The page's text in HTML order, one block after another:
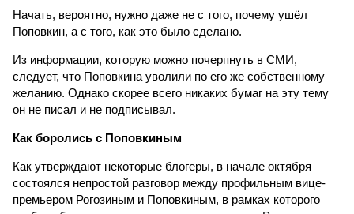
Начать, вероятно, нужно даже не с того, почему ушёл
Поповкин, а с того, как это было сделано.
Из информации, которую можно почерпнуть в СМИ,
следует, что Поповкина уволили по его же собственному
желанию. Однако скорее всего никаких бумаг на эту тему
он не писал и не подписывал.
Как боролись с Поповкиным
Как утверждают некоторые блогеры, в начале октября
состоялся непростой разговор между профильным вице-
премьером Рогозиным и Поповкиным, в рамках которого